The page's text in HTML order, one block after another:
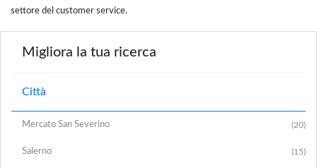
settore del customer service.
Migliora la tua ricerca
Città
Mercato San Severino (20)
Salerno (15)